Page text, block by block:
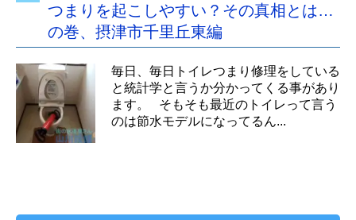
つまりを起こしやすい？その真相とは…
の巻、摂津市千里丘東編
毎日、毎日トイレつまり修理をしている
と統計学と言うか分かってくる事があり
ます。 そもそも最近のトイレって言う
のは節水モデルになってるん...